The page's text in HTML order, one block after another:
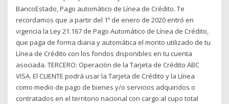
BancoEstado, Pago automático de Línea de Crédito. Te
recordamos que a partir del 1º de enero de 2020 entró en
vigencia la Ley 21.167 de Pago Automático de Línea de Crédito,
que paga de forma diaria y automática el monto utilizado de tu
Línea de Crédito con los fondos disponibles en tu cuenta
asociada. TERCERO: Operación de la Tarjeta de Crédito ABC
VISA. El CLIENTE podrá usar la Tarjeta de Crédito y la Línea
como medio de pago de bienes y/o servicios adquiridos o
contratados en el territorio nacional con cargo al cupo total